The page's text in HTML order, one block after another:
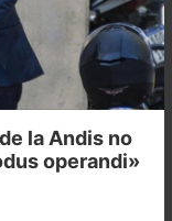
la Andis no
operandi»